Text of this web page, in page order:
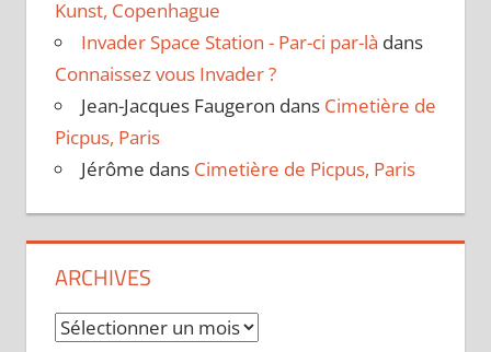
Kunst, Copenhague
Invader Space Station - Par-ci par-là dans
Connaissez vous Invader ?
Jean-Jacques Faugeron dans Cimetière de
Picpus, Paris
Jérôme dans Cimetière de Picpus, Paris
ARCHIVES
Archives